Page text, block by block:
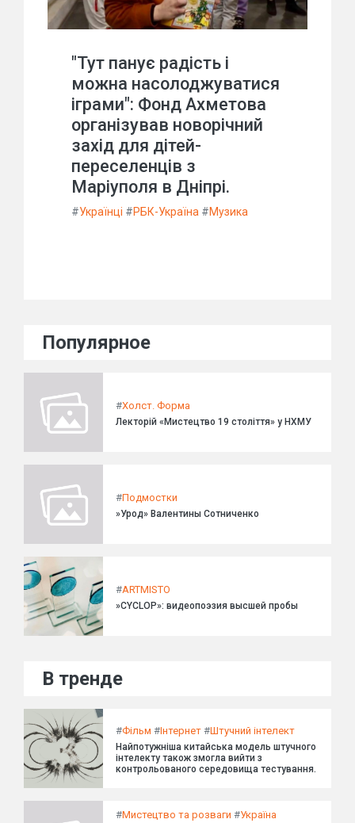
"Тут панує радість і
можна насолоджуватися
іграми": Фонд Ахметова
організував новорічний
захід для дітей-
переселенців з
Маріуполя в Дніпрі.
#Українці #РБК-Україна #Музика
Популярное
#Холст. Форма
Лекторій «Мистецтво 19 століття» у НХМУ
#Подмостки
»Урод» Валентины Сотниченко
#ARTMISTO
»CYCLOP»: видеопоэзия высшей пробы
В тренде
#Фільм #Інтернет #Штучний інтелект
Найпотужніша китайська модель штучного
інтелекту також змогла вийти з
контрольованого середовища тестування.
#Мистецтво та розваги #Україна